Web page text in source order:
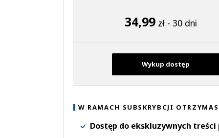
34,99 zł - 30 dni
Wykup dostęp
W RAMACH SUBSKRYBCJI
Dostęp do ekskluzywnych